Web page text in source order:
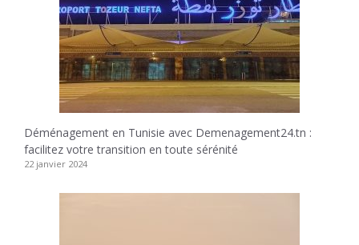
Déménagement en Tunisie avec Demenagement24.tn :
facilitez votre transition en toute sérénité
22 janvier 2024